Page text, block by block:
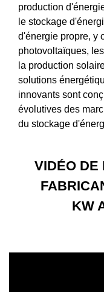
production
le stockage
d'énergie propre, y
photovoltaïques,
la production
solutions
innovants sont
évolutives des
du stockage
VIDÉO DE
KW